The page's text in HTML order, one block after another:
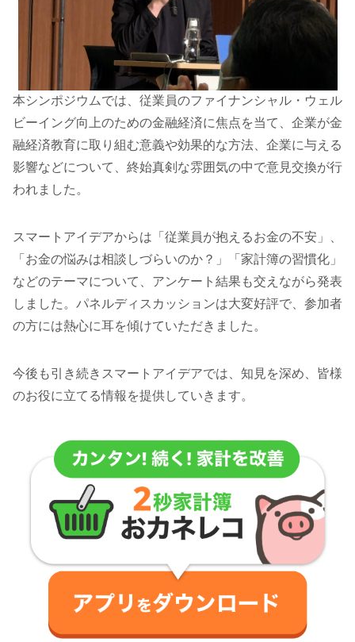
本シンポジウムでは、従業員のファイナンシャル・ウェル
ビーイング向上のための金融経済に焦点を当て、企業が金
融経済教育に取り組む意義や効果的な方法、企業に与える
影響などについて、終始真剣な雰囲気の中で意見交換が行
われました。
スマートアイデアからは「従業員が抱えるお金の不安」、
「お金の悩みは相談しづらいのか？」「家計簿の習慣化」
などのテーマについて、アンケート結果も交えながら発表
しました。パネルディスカッションは大変好評で、参加者
の方には熱心に耳を傾けていただきました。
今後も引き続きスマートアイデアでは、知見を深め、皆様
のお役に立てる情報を提供していきます。